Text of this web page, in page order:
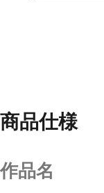
商品仕様
作品名